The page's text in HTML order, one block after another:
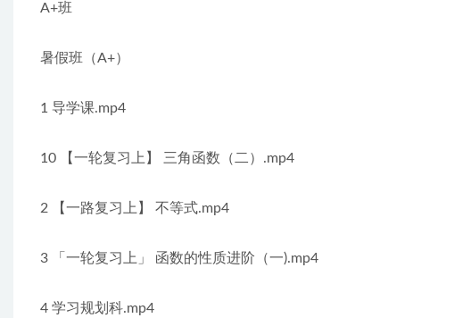
A+班
暑假班（A+）
1 导学课.mp4
10 【一轮复习上】 三角函数（二）.mp4
2 【一路复习上】 不等式.mp4
3 「一轮复习上」 函数的性质进阶（一).mp4
4 学习规划科.mp4